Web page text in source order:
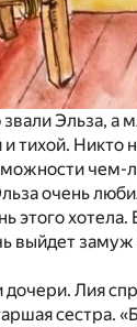
Эльза,
и тихой.
чем-
очень
хотела.
выйдет замуж
Лия
сестра.